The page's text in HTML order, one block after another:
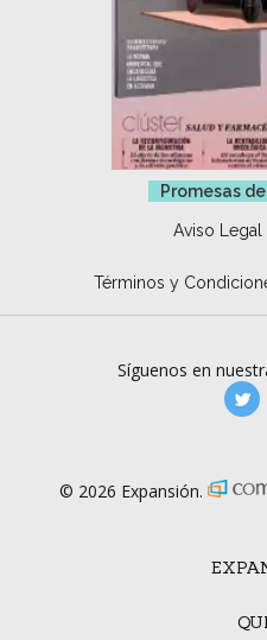
Promesas
Aviso Legal
Términos y
Síguenos en
© 2026 Expansión.